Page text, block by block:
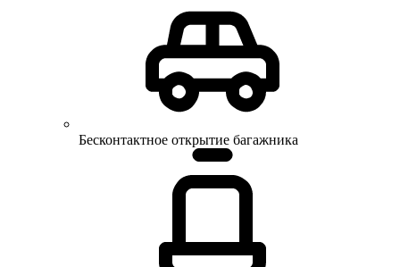
Бесконтактное открытие багажника